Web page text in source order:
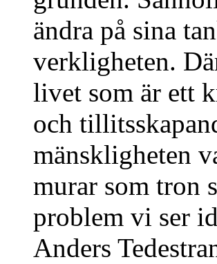
ändra på sina
verkligheten.
livet som är ett
och
mänskligheten
murar som tron
problem vi ser
Anders